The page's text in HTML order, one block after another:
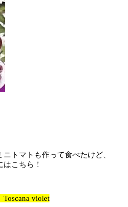
トマトも作って食べたけど、
こちら！
Toscana violet